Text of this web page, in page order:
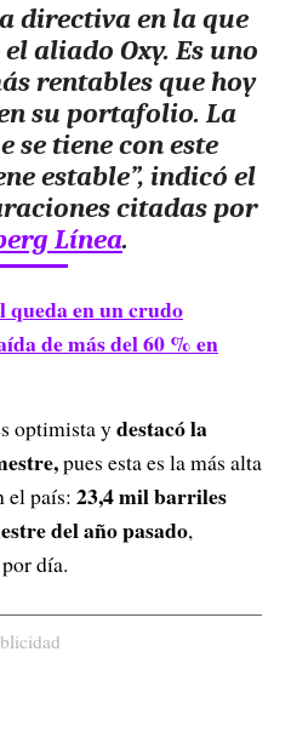
directiva en la que
aliado Oxy. Es uno
rentables que hoy
su portafolio. La
se tiene con este
estable”, indicó el
citadas por
Línea.
queda en un crudo
de más del 60 % en
optimista ydestacó la
pues esta es la más alta
el país: 23,4 mil barriles
del año pasado,
día.